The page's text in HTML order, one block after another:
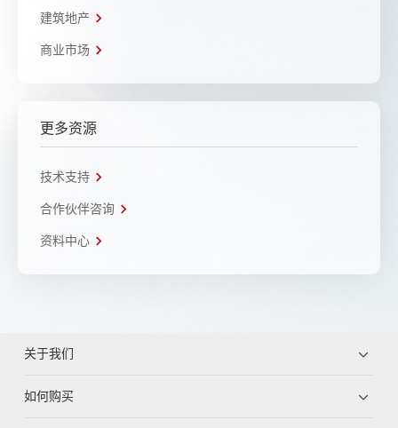
建筑地产
商业市场
更多资源
技术支持
合作伙伴咨询
资料中心
关于我们
如何购买